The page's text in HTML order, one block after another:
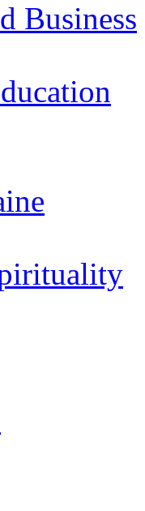
Business